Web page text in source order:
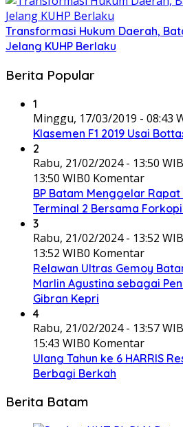
Transformasi Hukum Daerah,
Jelang KUHP Berlaku
Berita Popular
1
Minggu, 17/03/2019 - 08:43
Klasemen F1 2019 Usai
2
Rabu, 21/02/2024 - 13:50 WIB
13:50 WIB0 Komentar
BP Batam Menggelar
Terminal 2 Bersama
3
Rabu, 21/02/2024 - 13:52 WIB
13:52 WIB0 Komentar
Relawan Ultras Gemoy
Marlin Agustina sebagai
Gibran Kepri
4
Rabu, 21/02/2024 - 13:57 WIB
15:43 WIB0 Komentar
Ulang Tahun ke 6 HARRIS
Berbagi Berkah
Berita Batam